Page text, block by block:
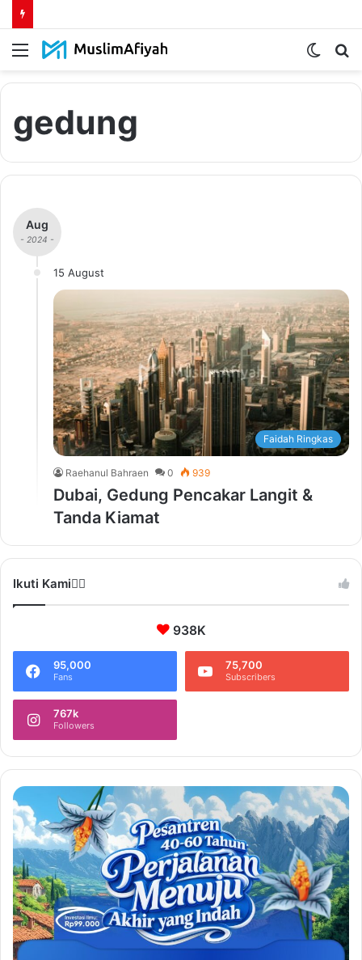
Menu
Switch
gedung
Aug
- 2024 -
15 August
Faidah Ringkas
Raehanul Bahraen 0 939
Dubai, Gedung Pencakar Langit &
Tanda Kiamat
Ikuti Kami❤️‍🔥
938K
95,000
Fans
75,700
Subscribers
767k
Followers